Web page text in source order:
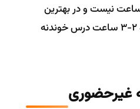
نیست و در بهترین
حالت، بازدهی یادگیرتون اندازه 2-3 ساعت درس خوندنه
غیرحضوری